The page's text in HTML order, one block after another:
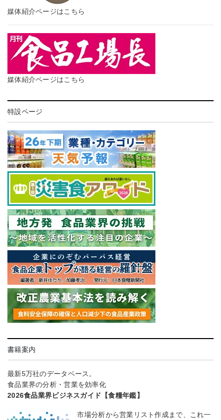
媒体紹介ページはこちら
媒体紹介ページはこちら
特設ページ
書籍案内
最新5万社のデータベース。
食品業界の分析・営業を効率化
2026食品業界ビジネスガイド【食糧年鑑】
市場分析から営業リスト作成まで、これ一